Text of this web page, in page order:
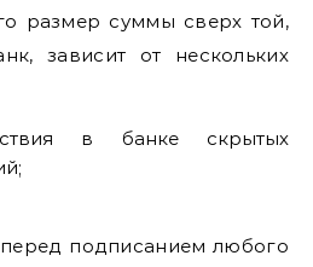
размер суммы сверх той,
зависит от нескольких
в банке скрытых
подписанием любого